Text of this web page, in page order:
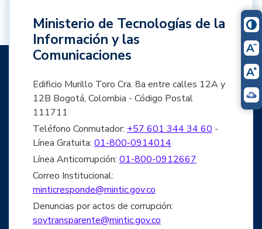
Ministerio de Tecnologías de la
Información y las
Comunicaciones
Edificio Murillo Toro Cra. 8a entre calles 12A y
12B Bogotá, Colombia - Código Postal
111711
Teléfono Conmutador: +57 601 344 34 60 -
Línea Gratuita: 01-800-0914014
Línea Anticorrupción: 01-800-0912667
Correo Institucional:
minticresponde@mintic.gov.co
Denuncias por actos de corrupción:
soytransparente@mintic.gov.co